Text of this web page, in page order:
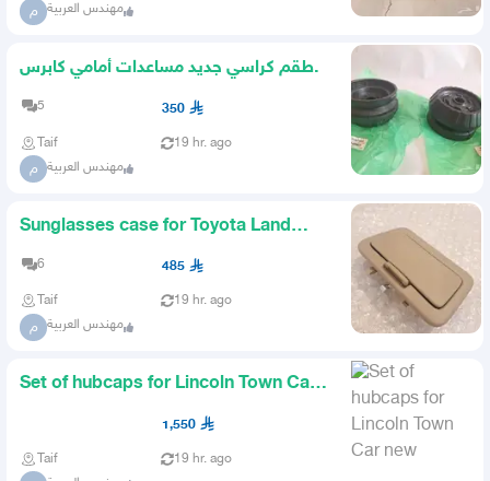
م مهندس العربية
طقم كراسي جديد مساعدات أمامي كابرس
5 350
Taif 19 hr. ago
م مهندس العربية
Sunglasses case for Toyota Land
6 485
Taif 19 hr. ago
م مهندس العربية
Set of hubcaps for Lincoln Town Car
1,550
Taif 19 hr. ago